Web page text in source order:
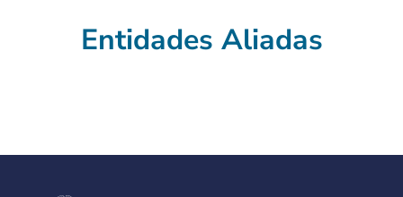
Entidades Aliadas